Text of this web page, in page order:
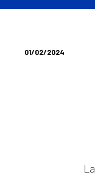
01/02/2024